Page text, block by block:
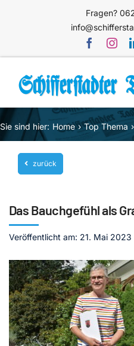
Fragen?
Home
Themen
Blog
Service
Mediathek
Jetzt abonnieren
Kontakt
Sie sind hier: Home Top Thema
zurück
Das Bauchgefühl als
Veröffentlicht am: 21. Mai 2023